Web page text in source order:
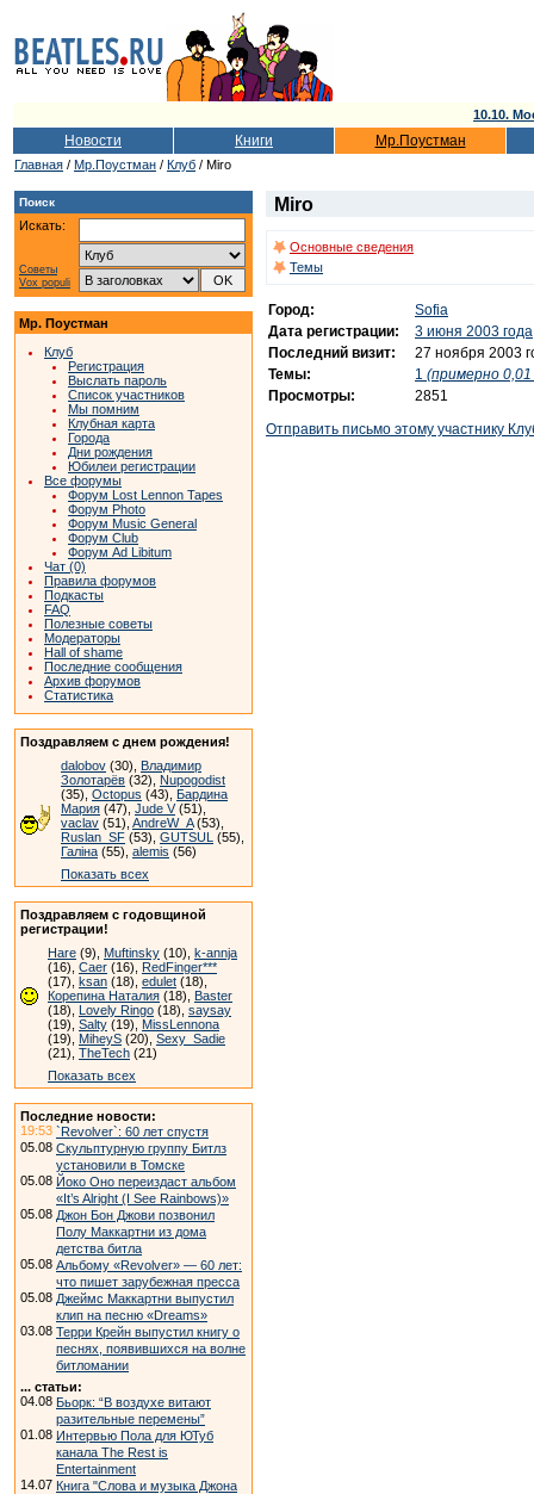
10.10.
Новости Книги Мр.Поустман
Главная / Мр.Поустман / Клуб / Miro
Поиск
Искать:
Советы
Vox populi
Мр. Поустман
Клуб
Регистрация
Выслать пароль
Список участников
Мы помним
Клубная карта
Города
Дни рождения
Юбилеи регистрации
Все форумы
Форум Lost Lennon Tapes
Форум Photo
Форум Music General
Форум Club
Форум Ad Libitum
Чат (0)
Правила форумов
Подкасты
FAQ
Полезные советы
Модераторы
Hall of shame
Последние сообщения
Архив форумов
Статистика
Поздравляем с днем рождения!
dalobov (30), Владимир
Золотарёв (32), Nupogodist
(35), Octopus (43), Бардина
Мария (47), Jude V(51),
vaclav (51), AndreW_A(53),
Ruslan_SF (53), GUTSUL (55),
Галіна (55), alemis (56)
Показать всех
Поздравляем с годовщиной
регистрации!
Hare (9), Muftinsky (10), k-annja
(16), Caer (16), RedFinger***
(17), ksan (18), edulet (18),
Корепина Наталия (18), Baster
(18), Lovely Ringo (18), saysay
(19), Salty (19), MissLennona
(19), MiheyS (20), Sexy_Sadie
(21), TheTech (21)
Показать всех
Последние новости:
19:53 `Revolver`: 60 лет спустя
05.08 Скульптурную группу Битлз
установили в Томске
05.08 Йоко Оно переиздаст альбом
«It’s Alright (I See Rainbows)»
05.08 Джон Бон Джови позвонил
Полу Маккартни из дома
детства битла
05.08 Альбому «Revolver» — 60 лет:
что пишет зарубежная пресса
05.08 Джеймс Маккартни выпустил
клип на песню «Dreams»
03.08 Терри Крейн выпустил книгу о
песнях, появившихся на волне
битломании
... статьи:
04.08 Бьорк: “В воздухе витают
разительные перемены”
01.08 Интервью Пола для ЮТуб
канала The Rest is
Entertainment
14.07 Книга "Слова и музыка Джона
Miro
Основные сведения
Темы
Город:
Sofia
Дата регистрации:
3 июня 2003 года
Последний визит:
27 ноября 2003
Темы:
1 (примерно 0,01
Просмотры:
2851
Отправить письмо этому участнику